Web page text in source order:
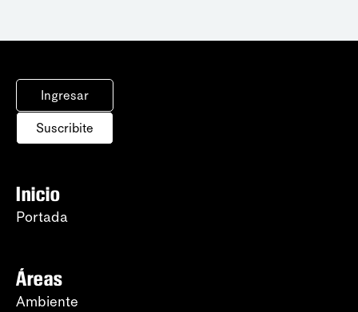
Ingresar
Suscribite
Inicio
Portada
Áreas
Ambiente